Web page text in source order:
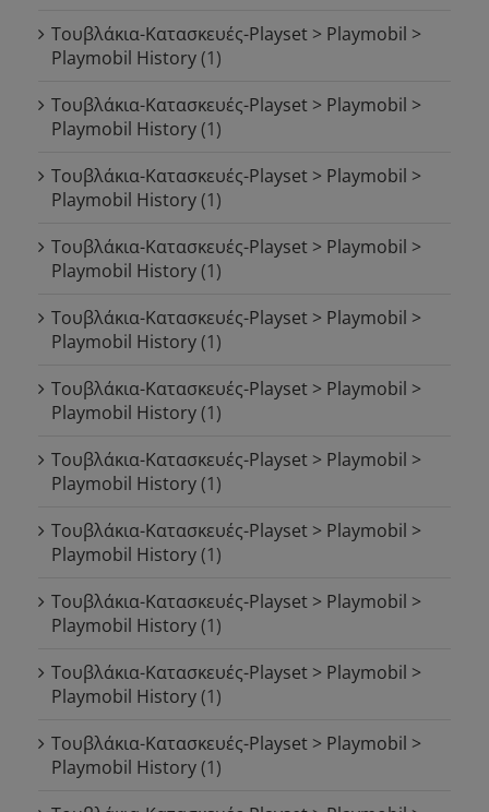
Τουβλάκια-Κατασκευές-Playset > Playmobil >
Playmobil History(1)
Τουβλάκια-Κατασκευές-Playset > Playmobil >
Playmobil History(1)
Τουβλάκια-Κατασκευές-Playset > Playmobil >
Playmobil History(1)
Τουβλάκια-Κατασκευές-Playset > Playmobil >
Playmobil History(1)
Τουβλάκια-Κατασκευές-Playset > Playmobil >
Playmobil History(1)
Τουβλάκια-Κατασκευές-Playset > Playmobil >
Playmobil History(1)
Τουβλάκια-Κατασκευές-Playset > Playmobil >
Playmobil History(1)
Τουβλάκια-Κατασκευές-Playset > Playmobil >
Playmobil History(1)
Τουβλάκια-Κατασκευές-Playset > Playmobil >
Playmobil History(1)
Τουβλάκια-Κατασκευές-Playset > Playmobil >
Playmobil History(1)
Τουβλάκια-Κατασκευές-Playset > Playmobil >
Playmobil History(1)